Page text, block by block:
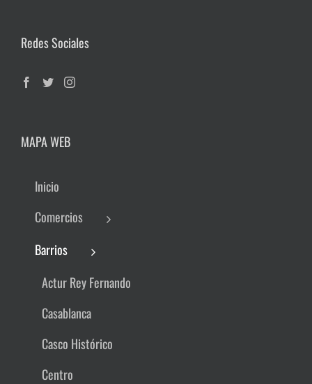
Redes Sociales
MAPA WEB
Inicio
Comercios
Barrios
Actur Rey Fernando
Casablanca
Casco Histórico
Centro